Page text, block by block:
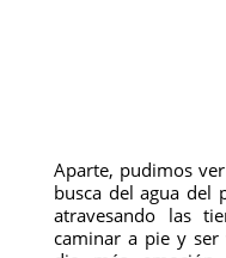
Aparte, pudimos
busca del agua del
atravesando las
caminar a pie y